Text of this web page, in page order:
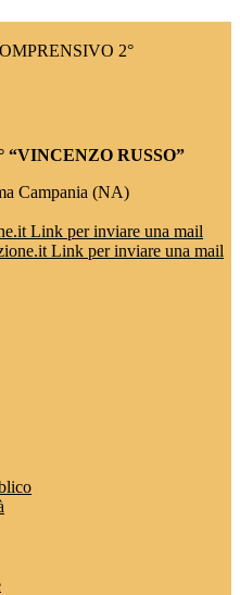
2°
“VINCENZO RUSSO”
Campania (NA)
Link per inviare una mail
Link per inviare una mail